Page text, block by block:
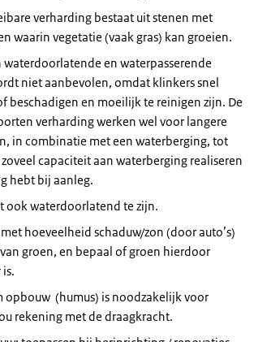
verharding bestaat uit stenen met
waarin vegetatie (vaak gras) kan groeien.
waterdoorlatende en waterpasserende
niet aanbevolen, omdat klinkers snel
beschadigen en moeilijk te reinigen zijn. De
verharding werken wel voor langere
in combinatie met een waterberging, tot
capaciteit aan waterberging realiseren
hebt bij aanleg.
ook waterdoorlatend te zijn.
hoeveelheid schaduw/zon (door auto’s)
groen, en bepaal of groen hierdoor
opbouw (humus) is noodzakelijk voor
rekening met de draagkracht.